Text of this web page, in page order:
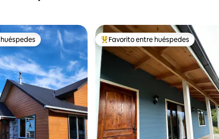
Favorito entre los huéspedes más
Favorito entre huéspedes